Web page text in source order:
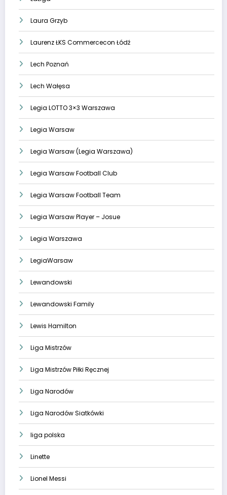
Laura Grzyb
Laurenz ŁKS Commercecon Łódź
Lech Poznań
Lech Wałęsa
Legia LOTTO 3×3 Warszawa
Legia Warsaw
Legia Warsaw (Legia Warszawa)
Legia Warsaw Football Club
Legia Warsaw Football Team
Legia Warsaw Player – Josue
Legia Warszawa
LegiaWarsaw
Lewandowski
Lewandowski Family
Lewis Hamilton
Liga Mistrzów
Liga Mistrzów Piłki Ręcznej
Liga Narodów
Liga Narodów Siatkówki
liga polska
Linette
Lionel Messi